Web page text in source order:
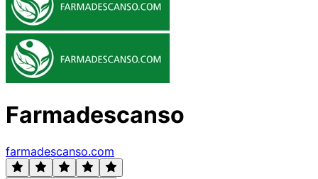
Farmadescanso
farmadescanso.com